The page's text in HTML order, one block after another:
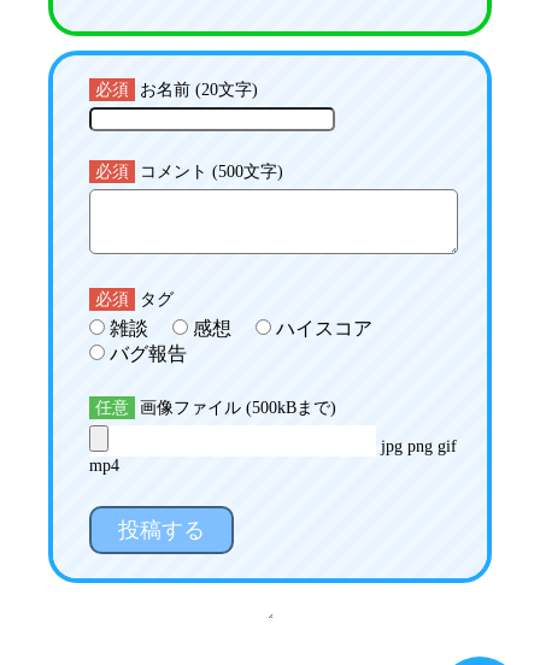
必須 お名前 (20文字)
必須 コメント (500文字)
必須 タグ
雑談 感想
ハイスコア
バグ報告
任意 画像ファイル (500kBまで)
jpg png gif
mp4
投稿する